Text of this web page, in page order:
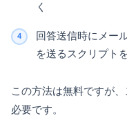
く
回答送信時にメー
を送るスクリプト
この方法は無料ですが
必要です。